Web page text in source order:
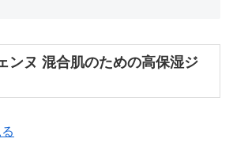
ンヌ 混合肌のための高保湿ジ